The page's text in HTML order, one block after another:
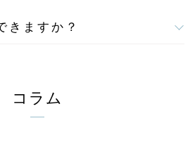
きますか？
コラム